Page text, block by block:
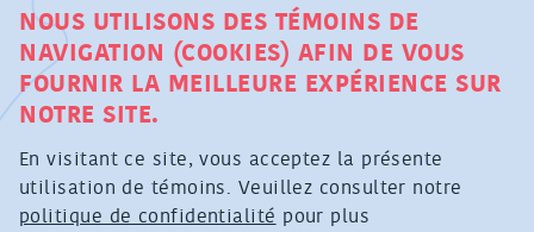
TOUS DROITS RÉSERVÉS
NOUS UTILISONS DES TÉMOINS DE
NAVIGATION (COOKIES) AFIN DE VOUS
FOURNIR LA MEILLEURE EXPÉRIENCE SUR
NOTRE SITE.
En visitant ce site, vous acceptez la présente
utilisation de témoins. Veuillez consulter notre
politique de confidentialité pour plus